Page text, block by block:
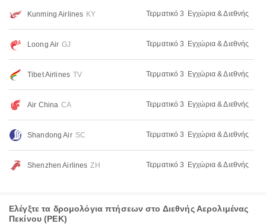
Kunming Airlines KY Τερματικό 3 Εγχώρια & Διεθνής
Loong Air GJ Τερματικό 3 Εγχώρια & Διεθνής
Tibet Airlines TV Τερματικό 3 Εγχώρια & Διεθνής
Air China CA Τερματικό 3 Εγχώρια & Διεθνής
Shandong Air SC Τερματικό 3 Εγχώρια & Διεθνής
Shenzhen Airlines ZH Τερματικό 3 Εγχώρια & Διεθνής
Ελέγξτε τα δρομολόγια πτήσεων στο Διεθνής Αερολιμένας
Πεκίνου (PEK)